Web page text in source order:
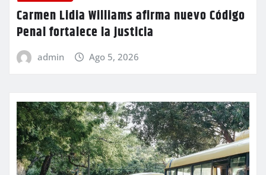
Carmen Lidia Williams afirma nuevo Código
Penal fortalece la justicia
admin Ago 5, 2026